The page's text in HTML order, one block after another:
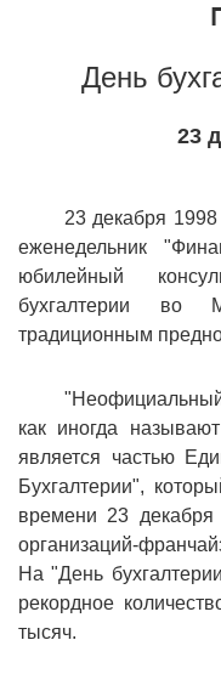
Образовательные
День
23
23 декабря
еженедельник
юбилейный
бухгалтерии во
традиционным
как иногда
является частью
Бухгалтерии",
времени 23
организаций-
На "День
рекордное
тысяч.